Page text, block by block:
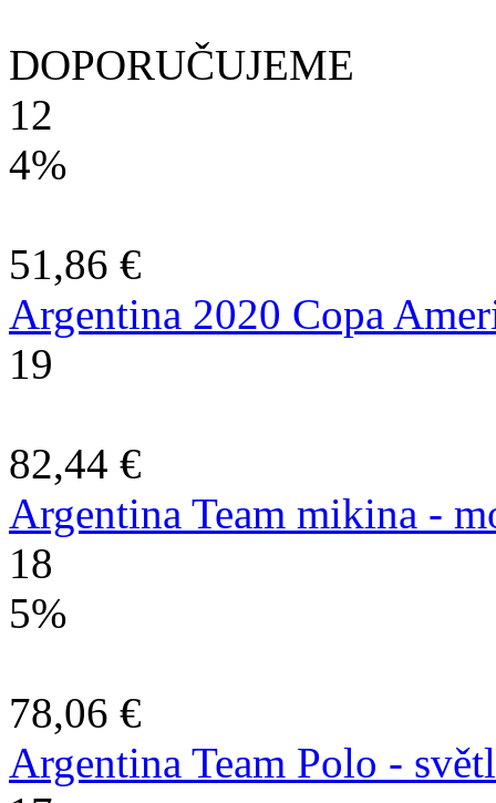
DOPORUČUJEME
12
4%
51,86 €
Argentina 2020 Copa
19
82,44 €
Argentina Team mikina -
18
5%
78,06 €
Argentina Team Polo -